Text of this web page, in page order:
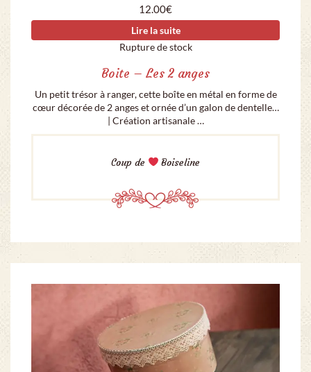
12.00€
Lire la suite
Rupture de stock
Boite – Les 2 anges
Un petit trésor à ranger, cette boîte en métal en forme de
cœur décorée de 2 anges et ornée d’un galon de dentelle…
| Création artisanale …
Coup de Boiseline